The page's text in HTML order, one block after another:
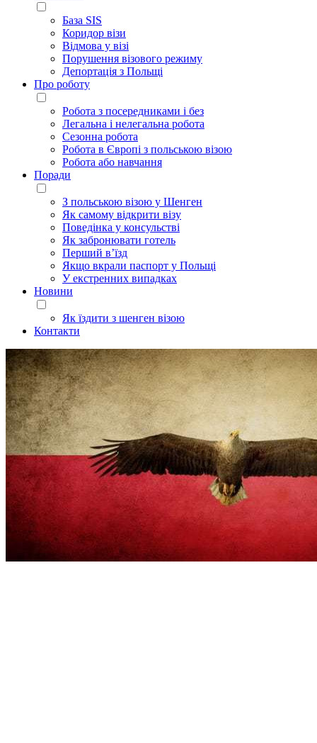
База SIS
Коридор візи
Відмова у візі
Порушення візового режиму
Депортація з Польщі
Про роботу
Робота з посередниками і без
Легальна і нелегальна робота
Сезонна робота
Робота в Європі з польською візою
Робота або навчання
Поради
З польською візою у Шенген
Як самому відкрити візу
Поведінка у консульстві
Як забронювати готель
Перший в’їзд
Якщо вкрали паспорт у Польщі
У екстренних випадках
Новини
Як їздити з шенген візою
Контакти